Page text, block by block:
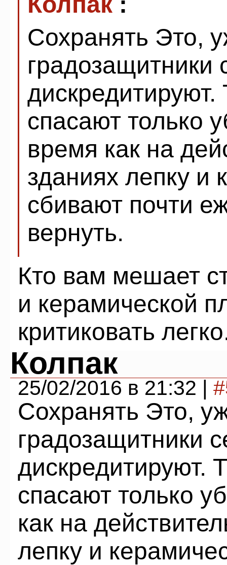
Сохранять Это,
градозащитники
спасают только
время как на
зданиях лепку и
сбивают почти
вернуть.
Кто вам мешает
и керамической
критиковать
Колпак
25/02/2016 в 21:32 |
Сохранять Это,
градозащитники
дискредитируют.
спасают только
как на
лепку и